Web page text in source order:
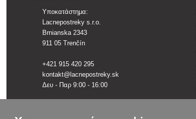
Υποκατάστημα:
Lacnepostreky s.r.o.
Brnianska 2343
911 05 Trenčín
+421 915 420 295
kontakt@lacnepostreky.sk
Δευ - Παρ 9:00 - 16:00
Lacnepostreky s.r.o.